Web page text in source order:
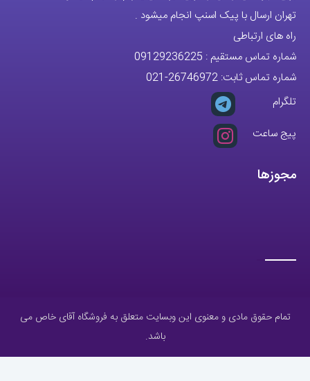
تهران ارسال با پیک اسنپ انجام میشود .
راه های ارتباطی
شماره تماس مستقیم : 09129236225
شماره تماس ثابت: 26746972
-021
تلگرام
پیج ساعت
مجوزها
تمام حقوق مادی و معنوی این وبسایت متعلق به فروشگاه آقای خاص می
باشد.